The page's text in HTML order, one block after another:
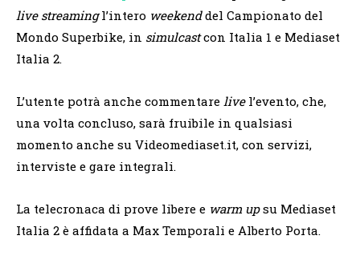
live streamingl’intero weekenddel Campionato del
Mondo Superbike, in simulcastcon Italia 1 e Mediaset
Italia 2.
L’utente potrà anche commentare livel’evento, che,
una volta concluso, sarà fruibile in qualsiasi
momento anche su Videomediaset.it, con servizi,
interviste e gare integrali.
La telecronaca di prove libere e warm upsu Mediaset
Italia 2 è affidata a Max Temporali e Alberto Porta.